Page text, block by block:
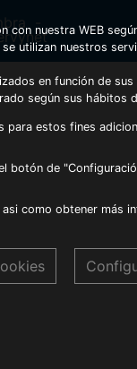
con nuestra WEB
utilizan nuestros
en función de
según sus hábitos
para estos fines
botón de
como obtener más